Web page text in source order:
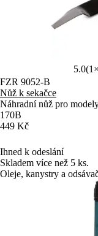
5.0
FZR 9052-B
Nůž k sekačce
Náhradní nůž pro
170B
449 Kč
Ihned k odeslání
Skladem více než 5 ks.
Oleje, kanystry a